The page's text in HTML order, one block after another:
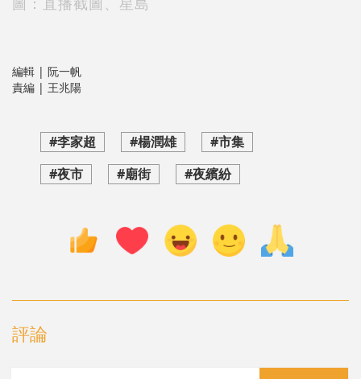
編輯 | 阮一帆
責編 | 王兆陽
#李家超 #楊潤雄
#市集
#夜市
#廟街 #夜繽紛
評論